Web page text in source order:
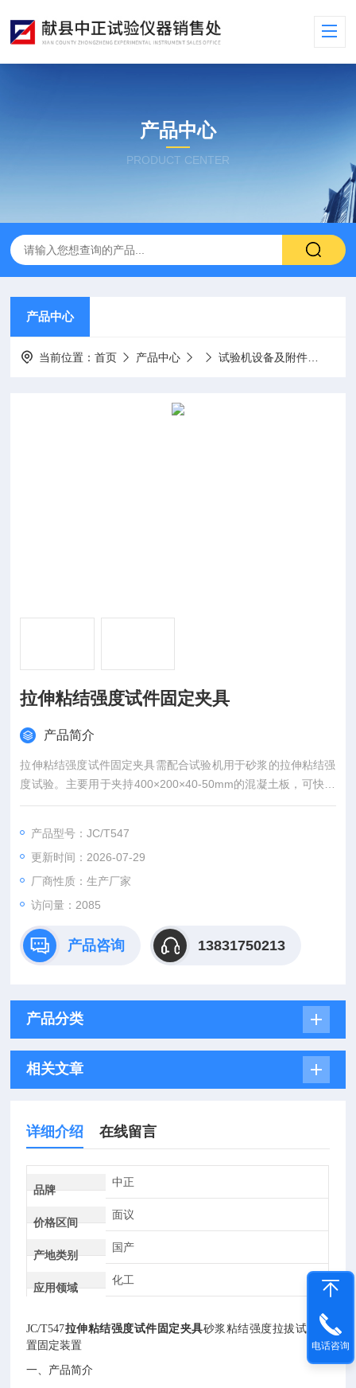
产品中心
PRODUCT CENTER
产品中心
当前位置：首页 产品中心 试验机设备及附件
拉伸粘结强度试件固定夹具
产品简介
拉伸粘结强度试件固定夹具需配合试验机用于砂浆的拉伸粘结强
度试验。主要用于夹持400×200×40-50mm的混凝土板，可快速
固定，轻松移动滑板，将混凝土板中任一位置试件进行拉拔试
产品型号：JC/T547
更新时间：2026-07-29
厂商性质：生产厂家
访问量：2085
产品咨询 13831750213
产品分类
相关文章
详细介绍 在线留言
品牌
中正
价格区间
面议
产地类别
国产
应用领域
化工
JC/T547拉伸粘结强度试件固定夹具砂浆粘结强度拉拔试验装
置固定装置
一、产品简介
电话咨询